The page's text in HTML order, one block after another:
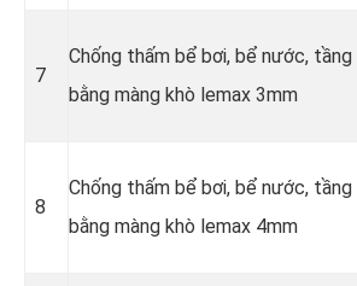
7
Chống thấm bể bơi, bể nước, tầng
bằng màng khò lemax 3mm
8
Chống thấm bể bơi, bể nước, tầng
bằng màng khò lemax 4mm